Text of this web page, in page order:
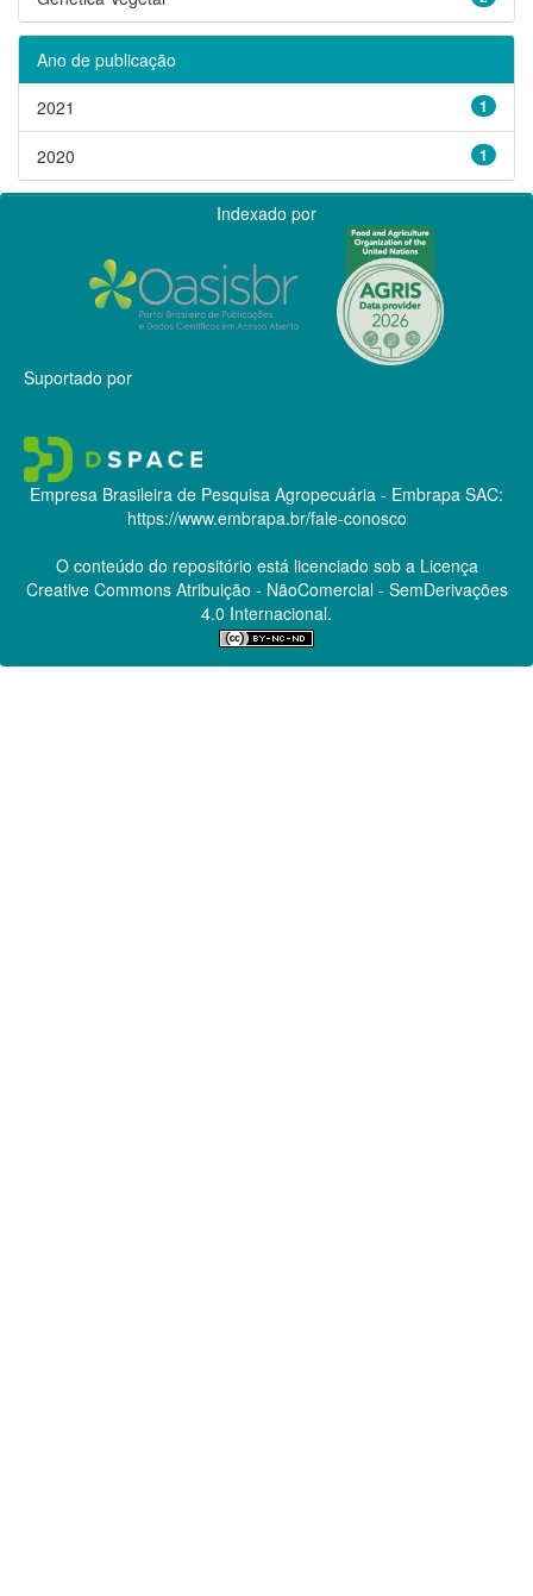
Ano de publicação
1
2021
1
2020
Indexado por
Suportado por
Empresa Brasileira de Pesquisa Agropecuária - Embrapa SAC:
https://www.embrapa.br/fale-conosco
O conteúdo do repositório está licenciado sob a Licença
Creative CommonsAtribuição - NãoComercial - SemDerivações
4.0 Internacional.